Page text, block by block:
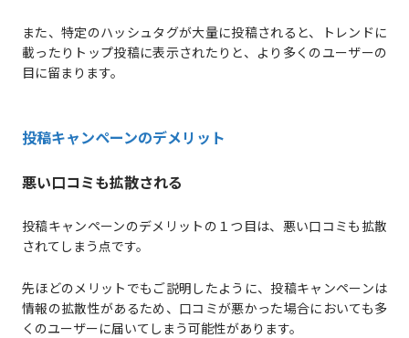
また、特定のハッシュタグが大量に投稿されると、トレンドに
載ったりトップ投稿に表示されたりと、より多くのユーザーの
目に留まります。
投稿キャンペーンのデメリット
悪い口コミも拡散される
投稿キャンペーンのデメリットの１つ目は、悪い口コミも拡散
されてしまう点です。
先ほどのメリットでもご説明したように、投稿キャンペーンは
情報の拡散性があるため、口コミが悪かった場合においても多
くのユーザーに届いてしまう可能性があります。